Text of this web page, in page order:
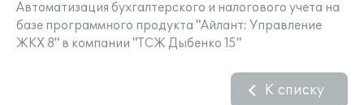
Автоматизация бухгалтерского и налогового учета на
базе программного продукта "Айлант: Управление
ЖКХ 8" в компании "ТСЖ Дыбенко 15"
К списку